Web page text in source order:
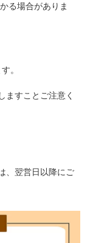
る場合がありま
。
ますことご注意く
、翌営日以降にご